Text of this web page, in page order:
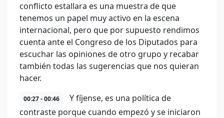
conflicto estallara es una muestra de que
tenemos un papel muy activo en la escena
internacional, pero que por supuesto rendimos
cuenta ante el Congreso de los Diputados para
escuchar las opiniones de otro grupo y recabar
también todas las sugerencias que nos quieran
hacer.
00:27 - 00:46
Y fíjense, es una política de
contraste porque cuando empezó y se iniciaron